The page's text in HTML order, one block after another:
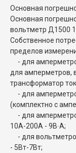
Основная
Основная
вольтметр Д1500
Собственное
пределов
- для
для амперметров,
трансформатор
- для
(комплектно с
- для
10А-200А - 9В∙А;
- для
- 5Вт-7Вт;